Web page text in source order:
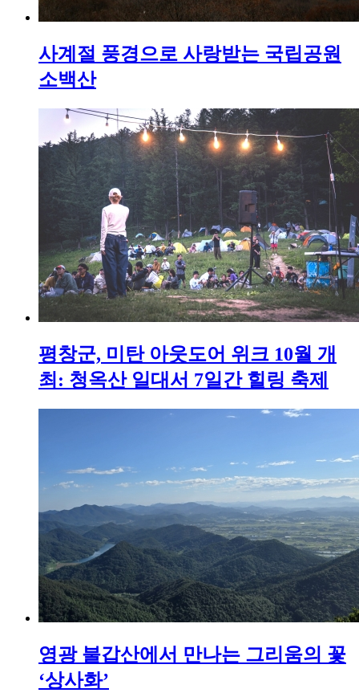
사계절 풍경으로 사랑받는 국립공원
소백산
평창군, 미탄 아웃도어 위크 10월 개
최: 청옥산 일대서 7일간 힐링 축제
영광 불갑산에서 만나는 그리움의 꽃
‘상사화’